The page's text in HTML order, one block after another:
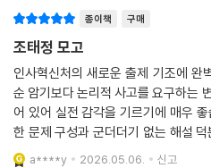
종이책 구매
조태정 모고
인사혁신처의 새로운 출제 기조에 완
순 암기보다 논리적 사고를 요구하는
어 있어 실전 감각을 기르기에 매우
한 문제 구성과 군더더기 없는 해설
느끼는 수험생들에게 든든한 백신이 되
a****y 2026.05.06. 신고